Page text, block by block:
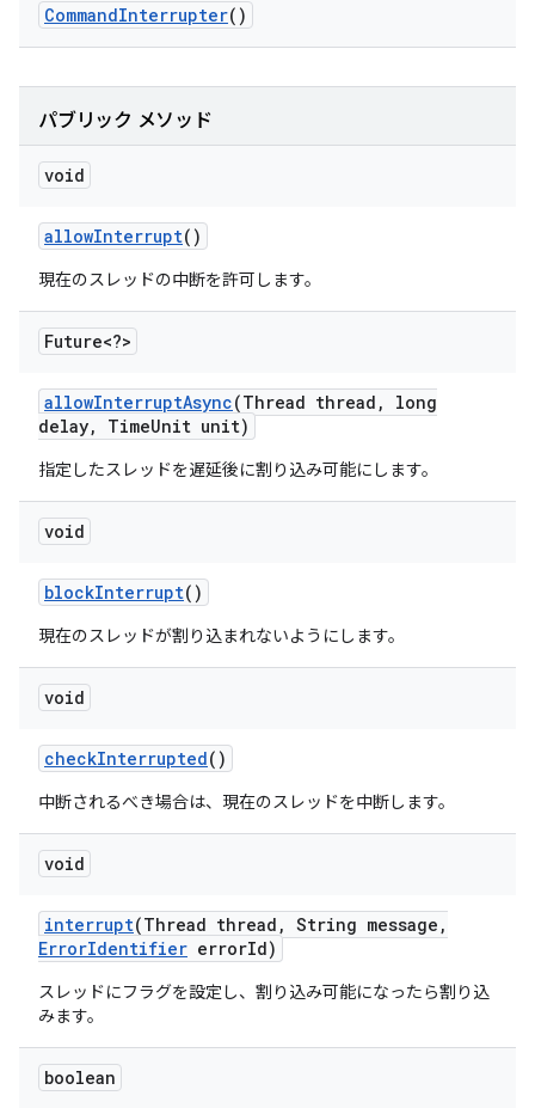
CommandInterrupter()
パブリック メソッド
void
allowInterrupt()
現在のスレッドの中断を許可します。
Future<?>
allowInterruptAsync(Thread thread ,
long
delay, TimeUnit unit)
指定したスレッドを遅延後に割り込み可能にします。
void
blockInterrupt()
現在のスレッドが割り込まれないようにします。
void
checkInterrupted()
中断されるべき場合は、現在のスレッドを中断します。
void
interrupt(Thread thread , String message ,
ErrorIdentifier errorId)
スレッドにフラグを設定し、割り込み可能になったら割り込
みます。
boolean